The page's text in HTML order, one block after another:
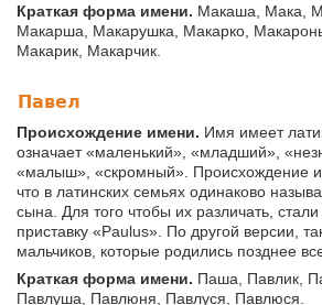
Краткая форма имени. Макаша, Мака,
Макарша, Макарушка, Макарко,
Макарик, Макарчик.
Павел
Происхождение имени. Имя имеет
означает «маленький», «младший»,
«малыш», «скромный». Происхождение
что в латинских семьях одинаково
сына. Для того чтобы их различать,
приставку «Paulus». По другой версии,
мальчиков, которые родились позднее
Краткая форма имени. Паша, Павлик,
Павлуша, Павлюня, Павлуся, Павлюся.